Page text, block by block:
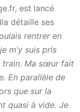
est lancé
détaille ses
rentrer en
m’y suis pris
train. Ma sœur fait
En parallèle de
que sur la
quasi à vide. Je